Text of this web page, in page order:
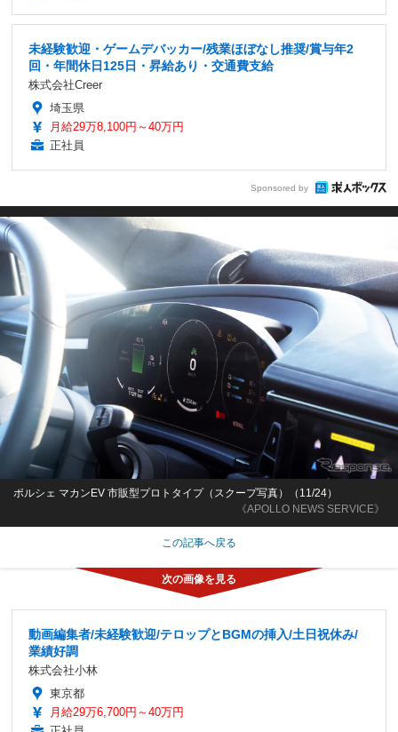
未経験歓迎・ゲームデバッカー/残業ほぼなし推奨/賞与年2
回・年間休日125日・昇給あり・交通費支給
株式会社Creer
埼玉県
月給29万8,100円～40万円
正社員
Sponsored by
《APOLLO NEWS SERVICE》
ポルシェ マカンEV 市販型プロトタイプ（スクープ写真）（11/24）
この記事へ戻る
動画編集者/未経験歓迎/テロップとBGMの挿入/土日祝休み/
業績好調
株式会社小林
東京都
月給29万6,700円～40万円